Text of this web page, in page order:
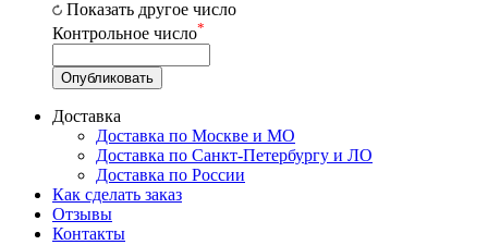
Показать другое число
Контрольное число*
Доставка
Доставка по Москве и МО
Доставка по Санкт-Петербургу и ЛО
Доставка по России
Как сделать заказ
Отзывы
Контакты